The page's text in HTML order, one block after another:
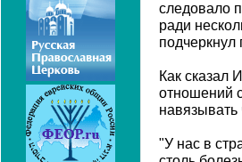
следовало
ради
подчеркнул
Как сказал
отношений
"У нас в